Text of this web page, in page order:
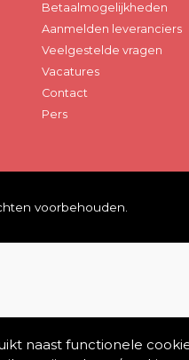
Betaalmogelijkheden
Aanmelden leveranciers
Veelgestelde vragen
Vacatures
Contact
Pers
voorbehouden.
naast functionele